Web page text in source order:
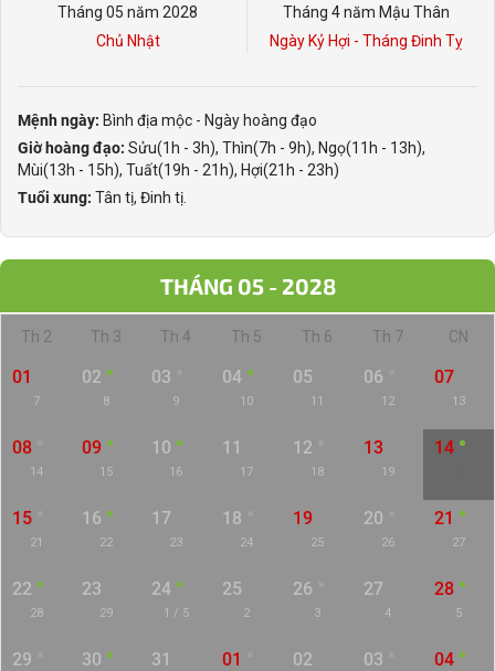
Tháng 05 năm 2028
Chủ Nhật
Tháng 4 năm Mậu Thân
Ngày Kỷ Hợi - Tháng Đinh Tỵ
Mệnh ngày: Bình địa mộc - Ngày hoàng đạo
Giờ hoàng đạo: Sửu(1h - 3h), Thìn(7h - 9h), Ngọ(11h - 13h),
Mùi(13h - 15h), Tuất(19h - 21h), Hợi(21h - 23h)
Tuổi xung: Tân tị, Đinh tị.
THÁNG 05 - 2028
Th 2 Th 3 Th 4 Th 5 Th 6 Th 7 CN
01
7
02
8
03
9
04
10
05
11
06
12
07
13
08
14
09
15
10
16
11
17
12
18
13
19
14
15
21
16
22
17
23
18
24
19
25
20
26
21
27
22
28
23
29
24
1 / 5
25
2
26
3
27
4
28
5
29 30 31 01 02 03 04